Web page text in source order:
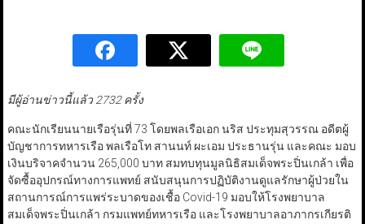
มีผู้อ่านข่าวนี้แล้ว 2732 ครั้ง
คณะนักเรียนนายเรือรุ่นที่ 73 โดยพลเรือเอก นริส ประทุมสุวรรณ อดีตผู้
บัญชาการทหารเรือ พลเรือโท สานนท์ ผะเอม ประธานรุ่น และคณะ มอบ
เงินบริจาคจำนวน 265,000 บาท สมทบทุนมูลนิธิสมเด็จพระปิ่นเกล้า เพื่อ
จัดซื้ออุปกรณ์ทางการแพทย์ สนับสนุนการปฏิบัติงานดูแลรักษาผู้ป่วยใน
สถานการณ์การแพร่ระบาดของเชื้อ Covid-19 มอบให้โรงพยาบาล
สมเด็จพระปิ่นเกล้า กรมแพทย์ทหารเรือ และโรงพยาบาลอาภากรเกียรติ